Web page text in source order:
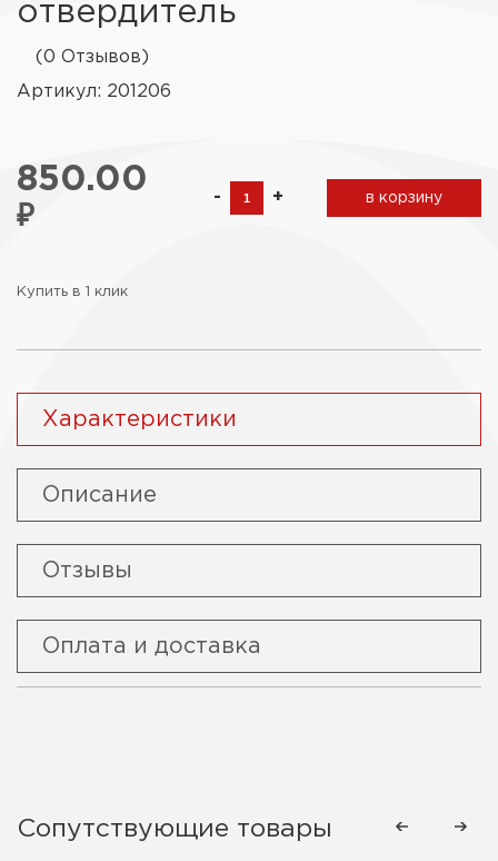
отвердитель
(0 Отзывов)
Артикул: 201206
850.00
₽
- + в корзину
Купить в 1 клик
Характеристики
Описание
Отзывы
Оплата и доставка
Сопутствующие товары